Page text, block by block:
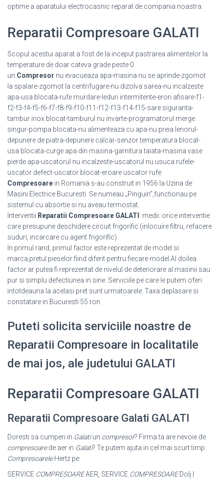
optime a aparatului electrocasnic reparat de compania noastra.
Reparatii Compresoare GALATI
Scopul acestui aparat a fost de la inceput pastrarea alimentelor la
temperature de doar cateva grade peste 0.
un Compresor nu evacueaza apa-masina nu se aprinde-zgomot
la spalare-zgomot la centrifugare-nu dizolva sarea-nu incalzeste
apa-usa blocata-rufe murdare-leduri intermitente-erori afisare-f1-
f2-f3-f4-f5-f6-f7-f8-f9-f10-f11-f12-f13-f14-f15-sare siguranta-
tambur inox blocat-tamburul nu invarte-programatorul merge
singur-pompa blocata-nu alimenteaza cu apa-nu preia lenorul-
depunere de piatra-depunere calcar-senzor temperatura blocat-
usa blocata-curge apa din masina-garnitura taiata-masina vase
pierde apa-uscatorul nu incalzeste-uscatorul nu usuca rufele-
uscator defect-uscator blocat-eroare uscator rufe
Compresoare in Romania s-au construit in 1956 la Uzina de
Masini Electrice Bucuresti. Se numeau „Pinguin”,functionau pe
sistemul cu absortie si nu aveau termostat.
Interventii Reparatii Compresoare GALATI : medii: orice interventie
care presupune deschidere circuit frigorific (inlocuire filtru, refacere
suduri, incarcare cu agent frigorific)
In primul rand, primul factor este reprezentat de model si
marca,pretul pieselor fiind diferit pentru fiecare model.Al doilea
factor ar putea fi reprezentat de nivelul de deteriorare al masinii sau
pur si simplu defectiunea in sine. Serviciile pe care le putem oferi
intotdeauna la acelasi pret sunt urmatoarele: Taxa deplasare si
constatare in Bucuresti 55 ron .
Puteti solicita serviciile noastre de
Reparatii Compresoare in localitatile
de mai jos, ale judetului GALATI
Reparatii Compresoare GALATI
Reparatii Compresoare Galati GALATI
Doresti sa cumperi in Galatiun compresor? Firma ta are nevoie de
compresoarede aer in Galati? Te putem ajuta in cel mai scurt timp.
CompresoareleHertz pe
SERVICE COMPRESOAREAER, SERVICE COMPRESOAREDolj |